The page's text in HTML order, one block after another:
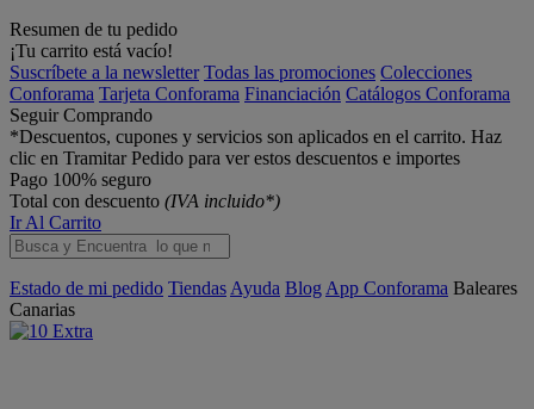
Resumen de tu pedido
¡Tu carrito está vacío!
Suscríbete a la newsletter Todas las promociones Colecciones
Conforama Tarjeta Conforama Financiación Catálogos Conforama
Seguir Comprando
*Descuentos, cupones y servicios son aplicados en el carrito. Haz
clic en Tramitar Pedido para ver estos descuentos e importes
Pago 100% seguro
Total con descuento (IVA incluido*)
Ir Al Carrito
Estado de mi pedido Tiendas Ayuda Blog App Conforama Baleares
Canarias